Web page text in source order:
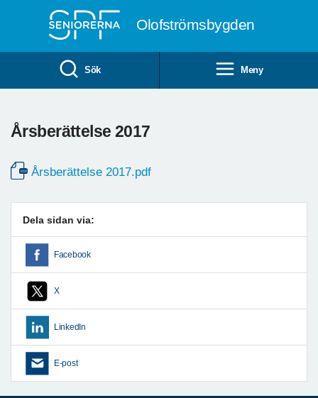
Olofströmsbygden
Sök Meny
Årsberättelse 2017
Årsberättelse 2017.pdf
Dela sidan via:
Facebook
X
LinkedIn
E-post